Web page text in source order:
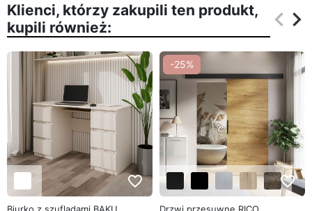
Klienci, którzy zakupili ten produkt,
kupili również:
keyboard_arrow_left
keyboard_arrow_right
favorite_border
Biurko z szufladami BAKU
-25%
favorite_border
Drzwi przesuwne RICO